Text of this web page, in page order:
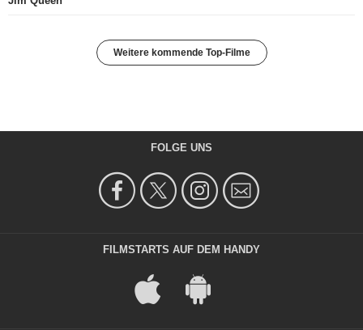
Weitere kommende Top-Filme
FOLGE UNS
FILMSTARTS AUF DEM HANDY